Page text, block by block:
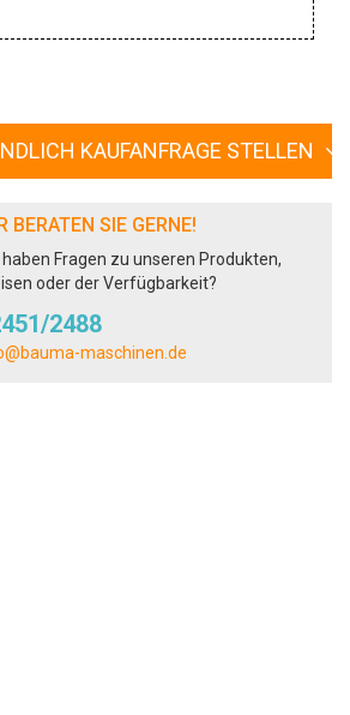
KAUFANFRAGE STELLEN
BERATEN SIE GERNE!
haben Fragen zu unseren Produkten,
oder der Verfügbarkeit?
2488
maschinen.de